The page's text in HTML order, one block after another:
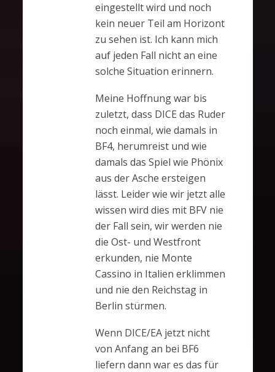
eingestellt wird und noch
kein neuer Teil am Horizont
zu sehen ist. Ich kann mich
auf jeden Fall nicht an eine
solche Situation erinnern.
Meine Hoffnung war bis
zuletzt, dass DICE das Ruder
noch einmal, wie damals in
BF4, herumreist und wie
damals das Spiel wie Phönix
aus der Asche ersteigen
lässt. Leider wie wir jetzt alle
wissen wird dies mit BFV nie
der Fall sein, wir werden nie
die Ost- und Westfront
erkunden, nie Monte
Cassino in Italien erklimmen
und nie den Reichstag in
Berlin stürmen.
Wenn DICE/EA jetzt nicht
von Anfang an bei BF6
liefern dann war es das für